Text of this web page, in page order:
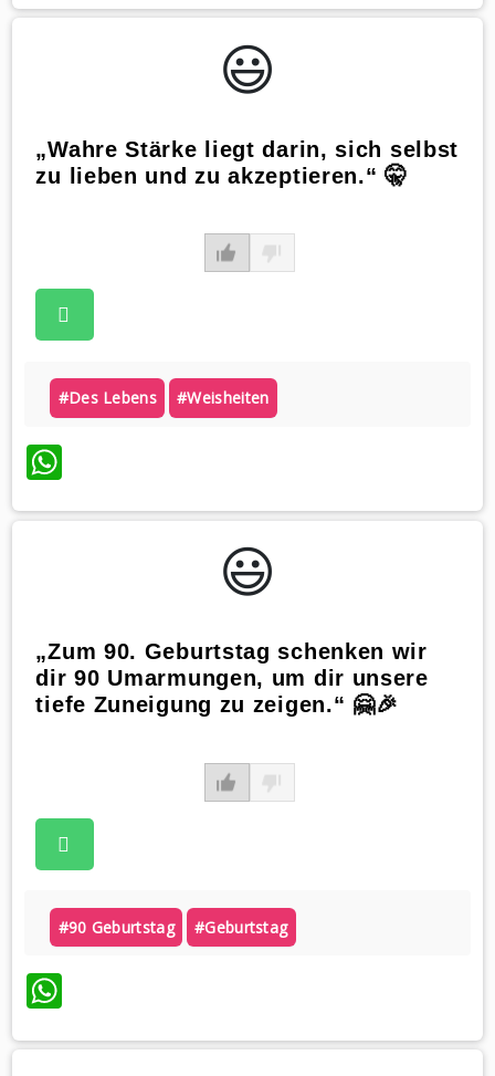
😃️
„Wahre Stärke liegt darin, sich selbst
zu lieben und zu akzeptieren.“ 🤫
#des Lebens #weisheiten
WhatsApp
😃️
„Zum 90. Geburtstag schenken wir
dir 90 Umarmungen, um dir unsere
tiefe Zuneigung zu zeigen.“ 🤗🎉
#90 Geburtstag #geburtstag
WhatsApp